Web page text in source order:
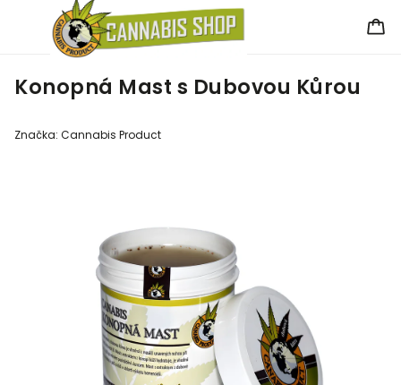
Konopná Mast s Dubovou Kůrou
Značka: Cannabis Product